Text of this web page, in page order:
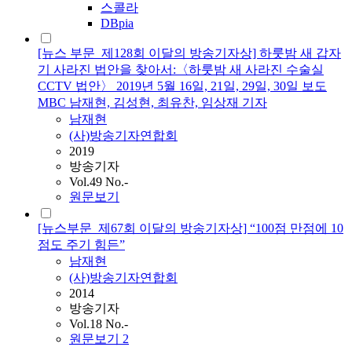
스콜라
DBpia
[뉴스 부문_제128회 이달의 방송기자상] 하룻밤 새 갑자
기 사라진 법안을 찾아서:〈하룻밤 새 사라진 수술실
CCTV 법안〉 2019년 5월 16일, 21일, 29일, 30일 보도
MBC 남재현, 김성현, 최유찬, 임상재 기자
남재현
(사)방송기자연합회
2019
방송기자
Vol.49 No.-
원문보기
[뉴스부문_제67회 이달의 방송기자상] “100점 만점에 10
점도 주기 힘든”
남재현
(사)방송기자연합회
2014
방송기자
Vol.18 No.-
원문보기 2